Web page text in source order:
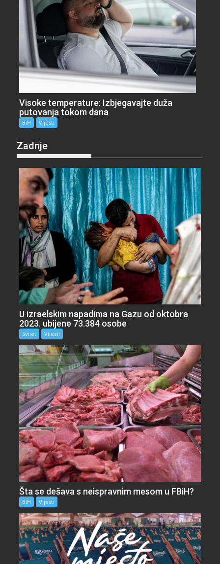
Visoke temperature: Izbjegavajte duža
putovanja tokom dana
BiH Vijesti
Zadnje
U izraelskim napadima na Gazu od oktobra
2023. ubijene 73.384 osobe
Svijet Vijesti
Šta se dešava s neispravnim mesom u FBiH?
BiH Vijesti